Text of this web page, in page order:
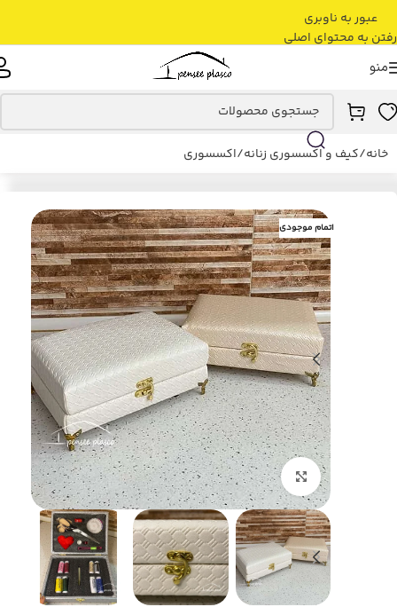
عبور به ناوبری
رفتن به محتوای اصلی
منو
خانه/کیف و اکسسوری زنانه/اکسسوری
اتمام موجودی
بزرگنمایی تصویر